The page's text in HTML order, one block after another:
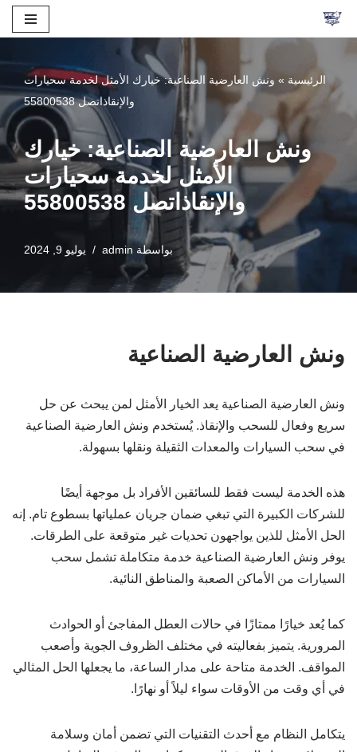
المحتوى
الرئيسية » ونش العارضية الصناعية: خيارك الأمثل لخدمة سحيارات
والإنقاذاتصل 55800538
ونش العارضية الصناعية: خيارك
الأمثل لخدمة سحيارات
والإنقاذاتصل 55800538
بواسطة admin يوليو 9, 2024
ونش العارضية الصناعية
ونش العارضية الصناعية يعد الخيار الأمثل لمن يبحث عن حل
سريع وفعال للسحب والإنقاذ. يُستخدم ونش العارضية الصناعية
في سحب السيارات والمعدات الثقيلة ونقلها بسهولة.
هذه الخدمة ليست فقط للسائقين الأفراد بل موجهة أيضًا
للشركات الكبيرة التي تبغي ضمان جريان عملياتها بسطوع تام. إنه
الحل الأمثل للذين يواجهون تحديات غير متوقعة على الطرقات.
يوفر ونش العارضية الصناعية خدمة متكاملة تشمل سحب
السيارات من الأماكن الصعبة والمناطق النائية.
كما يُعد خيارًا ممتازًا في حالات العطل المفاجئ أو الحوادث
المرورية. يتميز بفعاليته في مختلف الظروف الجوية وأصعب
المواقف. الخدمة متاحة على مدار الساعة، ما يجعلها الحل المثالي
في أي وقت من الأوقات سواء ليلاً أو نهارًا.
يتكامل النظام مع أحدث التقنيات التي تضمن أمان وسلامة